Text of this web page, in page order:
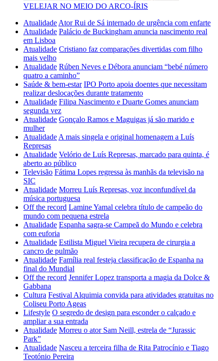
VELEJAR NO MEIO DO ARCO-ÍRIS
Atualidade Ator Rui de Sá internado de urgência com enfarte
Atualidade Palácio de Buckingham anuncia nascimento real
em Lisboa
Atualidade Cristiano faz comparações divertidas com filho
mais velho
Atualidade Rúben Neves e Débora anunciam “bebé número
quatro a caminho”
Saúde & bem-estar IPO Porto apoia doentes que necessitam
realizar deslocações durante tratamento
Atualidade Filipa Nascimento e Duarte Gomes anunciam
segunda vez
Atualidade Gonçalo Ramos e Maguigas já são marido e
mulher
Atualidade A mais singela e original homenagem a Luís
Represas
Atualidade Velório de Luís Represas, marcado para quinta, é
aberto ao público
Televisão Fátima Lopes regressa às manhãs da televisão na
SIC
Atualidade Morreu Luís Represas, voz inconfundível da
música portuguesa
Off the record Lamine Yamal celebra título de campeão do
mundo com pequena estrela
Atualidade Espanha sagra-se Campeã do Mundo e celebra
com euforia
Atualidade Estilista Miguel Vieira recupera de cirurgia a
cancro de pulmão
Atualidade Família real festeja classificação de Espanha na
final do Mundial
Off the record Jennifer Lopez transporta a magia da Dolce &
Gabbana
Cultura Festival Alquimia convida para atividades gratuitas no
Coliseu Porto Ageas
Lifestyle O segredo de design para esconder o calçado e
ampliar a sua entrada
Atualidade Morreu o ator Sam Neill, estrela de “Jurassic
Park”
Atualidade Nasceu a terceira filha de Rita Patrocínio e Tiago
Teotónio Pereira